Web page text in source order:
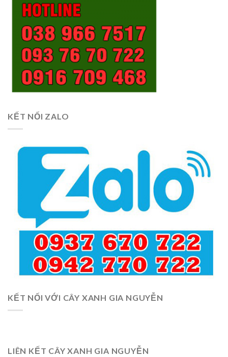
KẾT NỐI ZALO
KẾT NỐI VỚI CÂY XANH GIA NGUYỄN
LIÊN KẾT CÂY XANH GIA NGUYỄN